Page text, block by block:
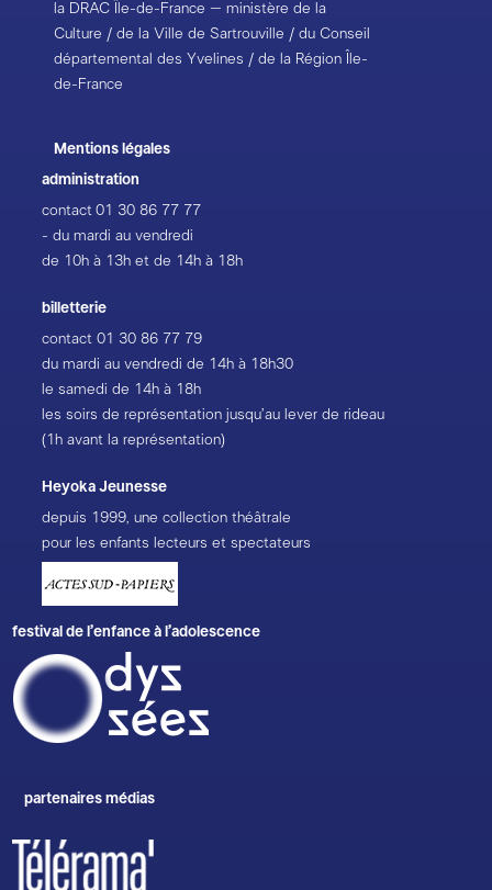
la DRAC Île-de-France – ministère de la
Culture / de la Ville de Sartrouville / du Conseil
départemental des Yvelines / de la Région Île-
de-France
Mentions légales
administration
contact01 30 86 77 77
- du mardi au vendredi
de 10h à 13h et de 14h à 18h
billetterie
contact01 30 86 77 79
du mardi au vendredi de 14h à 18h30
le samedi de 14h à 18h
les soirs de représentation jusqu’au lever de rideau
(1h avant la représentation)
Heyoka Jeunesse
depuis 1999, une collection théâtrale
pour les enfants lecteurs et spectateurs
festival de l’enfance à l’adolescence
partenaires médias